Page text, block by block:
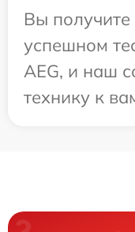
Вы
успешном
AEG, и наш
технику к